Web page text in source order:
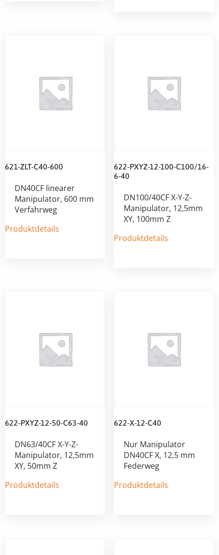
621-ZLT-C40-600
DN40CF linearer
Manipulator, 600 mm
Verfahrweg
Produktdetails
622-PXYZ-12-100-C100/16-
6-40
DN100/40CF X-Y-Z-
Manipulator, 12,5mm
XY, 100mm Z
Produktdetails
622-PXYZ-12-50-C63-40
DN63/40CF X-Y-Z-
Manipulator, 12,5mm
XY, 50mm Z
Produktdetails
622-X-12-C40
Nur Manipulator
DN40CF X, 12,5 mm
Federweg
Produktdetails